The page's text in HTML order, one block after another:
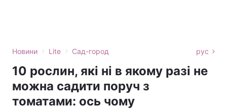
Новини › Lite › Сад-город рус
10 рослин, які ні в якому разі не
можна садити поруч з
томатами: ось чому